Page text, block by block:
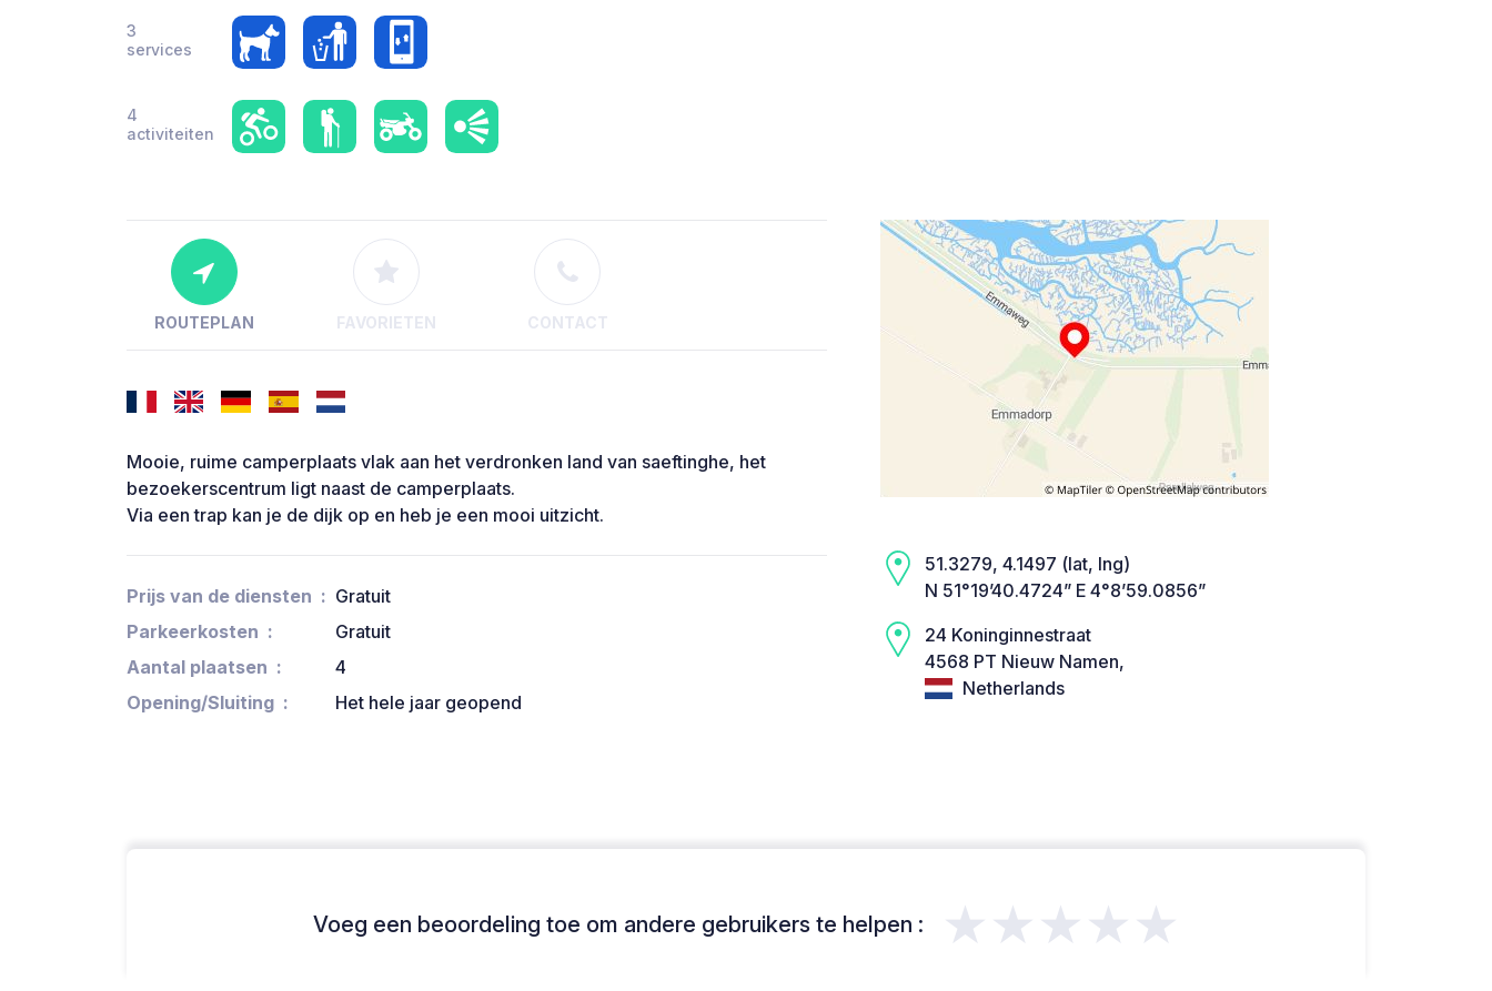
3
services
4
activiteiten
ROUTEPLAN FAVORIETEN CONTACT
Mooie, ruime camperplaats vlak aan het verdronken land van saeftinghe, het
bezoekerscentrum ligt naast de camperplaats.
Via een trap kan je de dijk op en heb je een mooi uitzicht.
Prijs van de diensten
Gratuit
Parkeerkosten
Gratuit
Aantal plaatsen
4
Opening/Sluiting
Het hele jaar geopend
51.3279, 4.1497 (lat, lng)
N 51°19’40.4724” E 4°8’59.0856”
24 Koninginnestraat
4568 PT Nieuw Namen,
Netherlands
Voeg een beoordeling toe om andere gebruikers te helpen : ★★★★★